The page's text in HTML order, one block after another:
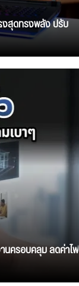
งสุดทรงพลัง ปรับ
นครอบคลุม ลดค่าไฟ